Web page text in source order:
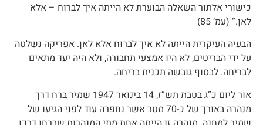
כישורי אלתור השאלה הבוערת לא הייתה איך לברוח – אלא
לאן.” (עמ’ 85)
הבעיה העיקרית הייתה לא איך לברוח אלא לאן. אפריקה נשלטה
על ידי הבריטים, לא היו אמצעי תחבורה, ולא היה יעד מתאים
לבריחה. לבסוף גובשה תכנית בריחה.
אור ליום כ”ג בטבת תש”ז, 14 בינואר 1947 שמיר ברח דרך
מנהרה באורך של כ-70 מטר אשר נחפרה עוד לפני הגיעו של